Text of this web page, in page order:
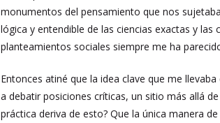
monumentos del pensamiento que nos
lógica y entendible de las ciencias exactas y
planteamientos sociales siempre me ha
Entonces atiné que la idea clave que me
a debatir posiciones críticas, un sitio más allá
práctica deriva de esto? Que la única manera